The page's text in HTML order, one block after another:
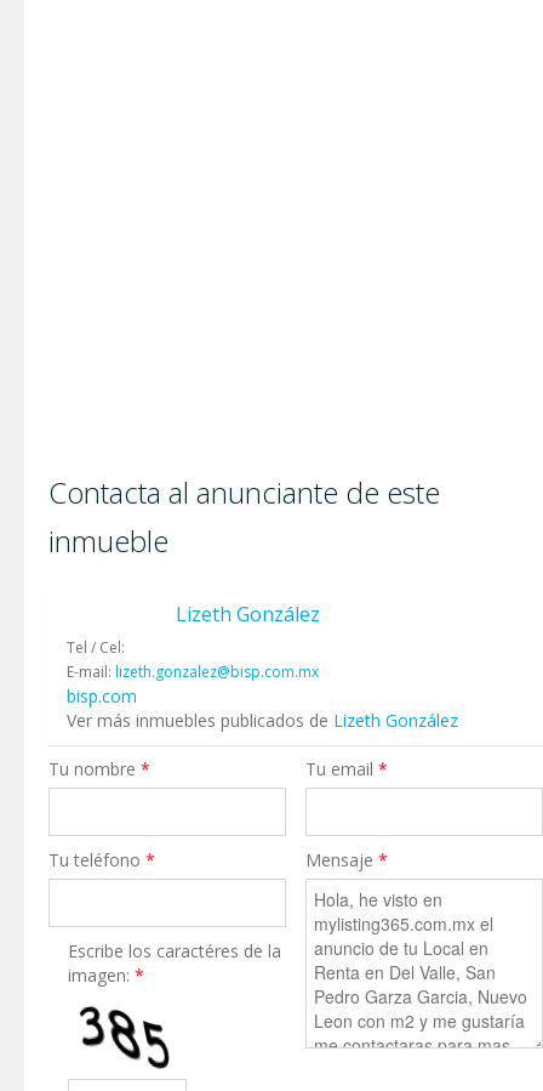
Contacta al anunciante de este
inmueble
Lizeth González
Tel / Cel:
E-mail: lizeth.gonzalez@bisp.com.mx
bisp.com
Ver más inmuebles publicados de Lizeth González
Tu nombre * Tu email*
Tu teléfono * Mensaje*
Escribe los caractéres de la
imagen:*